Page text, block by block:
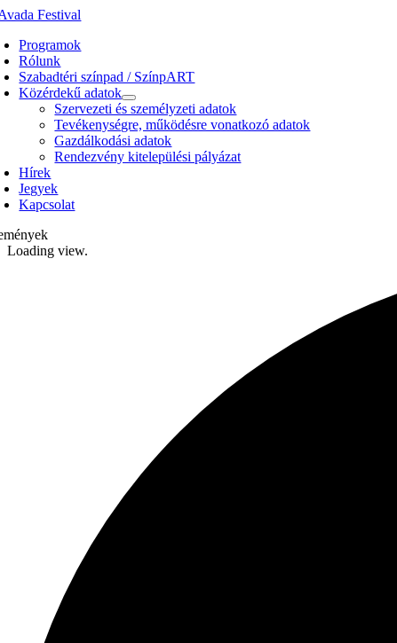
Kihagyás
Programok
Rólunk
Szabadtéri színpad / SzínpART
Közérdekű adatok
Szervezeti és személyzeti adatok
Tevékenységre, működésre vonatkozó adatok
Gazdálkodási adatok
Rendezvény kitelepülési pályázat
Hírek
Jegyek
Kapcsolat
Loading view.